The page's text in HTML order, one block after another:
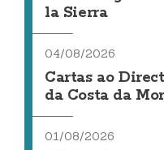
la Sierra
04/08/2026
Cartas ao
da Costa da
01/08/2026